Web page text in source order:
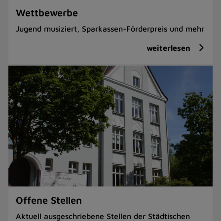
Wettbewerbe
Jugend musiziert, Sparkassen-Förderpreis und mehr
weiterlesen
Offene Stellen
Aktuell ausgeschriebene Stellen der Städtischen